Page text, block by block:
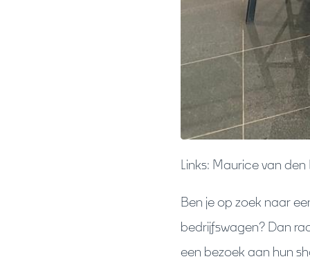
Links: Maurice van
Ben je op zoek naar
bedrijfswagen? Dan
een bezoek aan hun